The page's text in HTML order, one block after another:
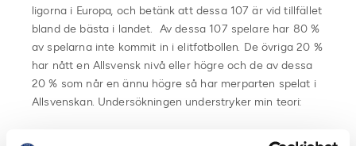
ligorna i Europa, och betänk att dessa 107 är vid tillfället
bland de bästa i landet. Av dessa 107 spelare har 80 %
av spelarna inte kommit in i elitfotbollen. De övriga 20 %
har nått en Allsvensk nivå eller högre och de av dessa
20 % som når en ännu högre så har merparten spelat i
Allsvenskan. Undersökningen understryker min teori:
1. Det är lockande att flytta utomlands i tidig ålder, men